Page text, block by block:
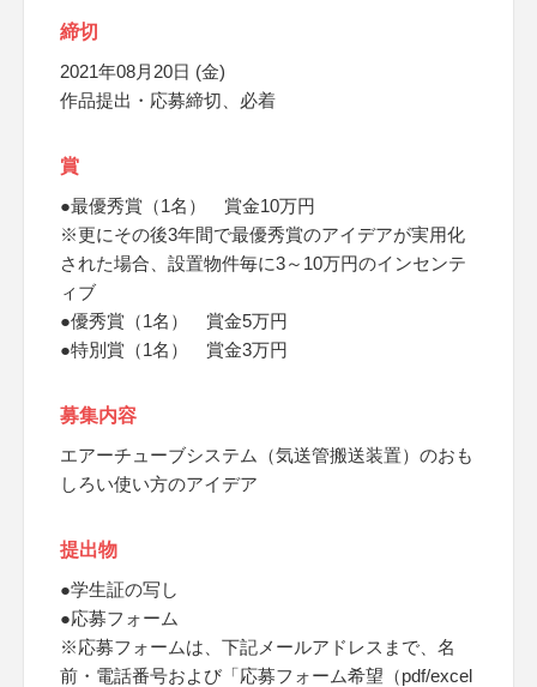
締切
2021年08月20日 (金)
作品提出・応募締切、必着
賞
●最優秀賞（1名） 賞金10万円
※更にその後3年間で最優秀賞のアイデアが実用化
された場合、設置物件毎に3～10万円のインセンテ
ィブ
●優秀賞（1名） 賞金5万円
●特別賞（1名） 賞金3万円
募集内容
エアーチューブシステム（気送管搬送装置）のおも
しろい使い方のアイデア
提出物
●学生証の写し
●応募フォーム
※応募フォームは、下記メールアドレスまで、名
前・電話番号および「応募フォーム希望（pdf/excel